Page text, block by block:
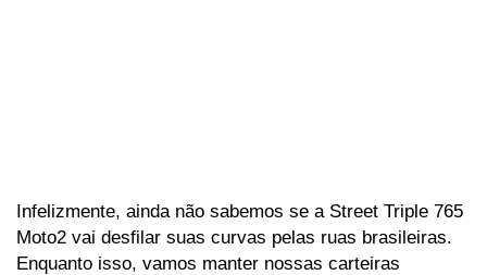
Infelizmente, ainda não sabemos se a Street Triple 765
Moto2 vai desfilar suas curvas pelas ruas brasileiras.
Enquanto isso, vamos manter nossas carteiras